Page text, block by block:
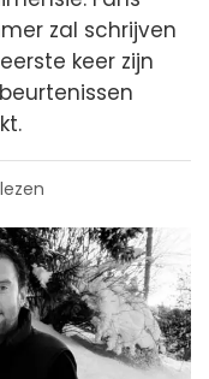
zal schrijven
keer zijn